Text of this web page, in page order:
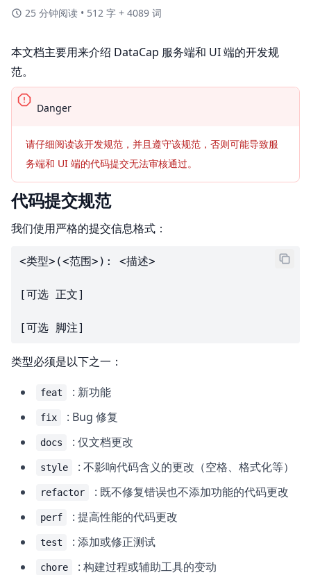
25 分钟阅读 • 512 字 + 4089 词
本文档主要用来介绍 DataCap 服务端和 UI 端的开发规
范。
Danger
请仔细阅读该开发规范，并且遵守该规范，否则可能导致服
务端和 UI 端的代码提交无法审核通过。
代码提交规范
我们使用严格的提交信息格式：
<类型>(<范围>): <描述>
[可选 正文]
[可选 脚注]
类型必须是以下之一：
feat : 新功能
fix : Bug 修复
docs : 仅文档更改
style : 不影响代码含义的更改（空格、格式化等）
refactor : 既不修复错误也不添加功能的代码更改
perf : 提高性能的代码更改
test : 添加或修正测试
chore : 构建过程或辅助工具的变动